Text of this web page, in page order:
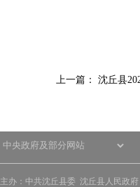
上一篇： 沈丘县
主办：中共沈丘县委 沈丘县人民政